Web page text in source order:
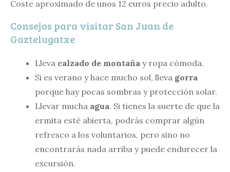
Coste aproximado de unos 12 euros precio adulto.
Consejos para visitar San Juan de
Gaztelugatxe
Lleva calzado de montaña y ropa cómoda.
Si es verano y hace mucho sol, lleva gorra
porque hay pocas sombras y protección solar.
Llevar mucha agua. Si tienes la suerte de que la
ermita esté abierta, podrás comprar algún
refresco a los voluntarios, pero sino no
encontrarás nada arriba y puede endurecer la
excursión.